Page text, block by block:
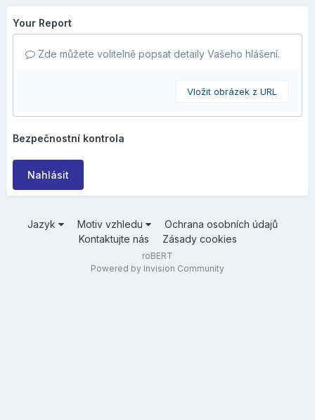
Your Report
Zde můžete volitelně popsat detaily Vašeho hlášení.
Vložit obrázek z URL
Bezpečnostní kontrola
Nahlásit
Jazyk Motiv vzhledu
Ochrana osobních údajů
Kontaktujte nás
Zásady cookies
roBERT
Powered by Invision Community